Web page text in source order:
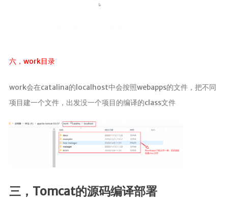
六，work目录
work会在catalina的localhost中会按照webapps的文件，把不同
项目建一个文件，出发没一个项目的编译的class文件
三，Tomcat的源码编译部署